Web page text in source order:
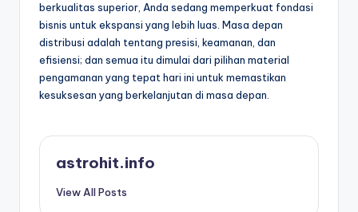
berkualitas superior, Anda sedang memperkuat fondasi
bisnis untuk ekspansi yang lebih luas. Masa depan
distribusi adalah tentang presisi, keamanan, dan
efisiensi; dan semua itu dimulai dari pilihan material
pengamanan yang tepat hari ini untuk memastikan
kesuksesan yang berkelanjutan di masa depan.
astrohit.info
View All Posts